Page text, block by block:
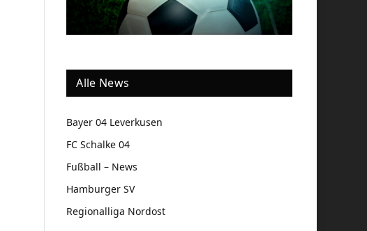
Alle News
Bayer 04 Leverkusen
FC Schalke 04
Fußball – News
Hamburger SV
Regionalliga Nordost